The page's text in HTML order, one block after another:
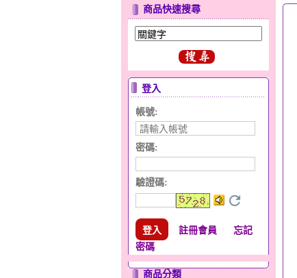
商品快速搜尋
登入
帳號:
密碼:
驗證碼:
註冊會員
忘記
密碼
商品分類